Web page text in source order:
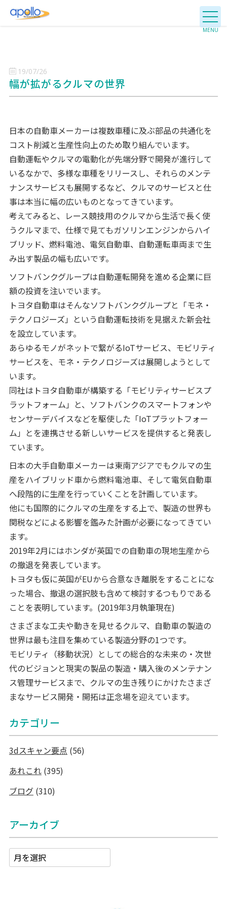
19/07/26
幅が拡がるクルマの世界
日本の自動車メーカーは複数車種に及ぶ部品の共通化を
コスト削減と生産性向上のため取り組んでいます。
自動運転やクルマの電動化が先端分野で開発が進行して
いるなかで、多様な車種をリリースし、それらのメンテ
ナンスサービスも展開するなど、クルマのサービスと仕
事は本当に幅の広いものとなってきています。
考えてみると、レース競技用のクルマから生活で長く使
うクルマまで、仕様で見てもガソリンエンジンからハイ
ブリッド、燃料電池、電気自動車、自動運転車両まで生
み出す製品の幅も広いです。
ソフトバンクグループは自動運転開発を進める企業に巨
額の投資を注いでいます。
トヨタ自動車はそんなソフトバンクグループと「モネ・
テクノロジーズ」という自動運転技術を見据えた新会社
を設立しています。
あらゆるモノがネットで繋がるIoTサービス、モビリティ
サービスを、モネ・テクノロジーズは展開しようとして
います。
同社はトヨタ自動車が構築する「モビリティサービスプ
ラットフォーム」と、ソフトバンクのスマートフォンや
センサーデバイスなどを駆使した「IoTプラットフォー
ム」とを連携させる新しいサービスを提供すると発表し
ています。
日本の大手自動車メーカーは東南アジアでもクルマの生
産をハイブリッド車から燃料電池車、そして電気自動車
へ段階的に生産を行っていくことを計画しています。
他にも国際的にクルマの生産をする上で、製造の世界も
関税などによる影響を鑑みた計画が必要になってきてい
ます。
2019年2月にはホンダが英国での自動車の現地生産から
の撤退を発表しています。
トヨタも仮に英国がEUから合意なき離脱をすることにな
った場合、撤退の選択肢も含めて検討するつもりである
ことを表明しています。(2019年3月執筆現在)
さまざまな工夫や動きを見せるクルマ、自動車の製造の
世界は最も注目を集めている製造分野の1つです。
モビリティ（移動状況）としての総合的な未来の・次世
代のビジョンと現実の製品の製造・購入後のメンテナン
ス管理サービスまで、クルマの生き残りにかけたさまざ
まなサービス開発・開拓は正念場を迎えています。
カテゴリー
3dスキャン要点 (56)
あれこれ(395)
ブログ(310)
アーカイブ